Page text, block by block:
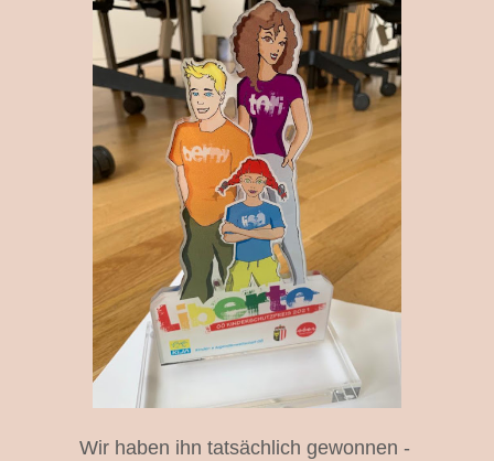
Wir haben ihn tatsächlich gewonnen -